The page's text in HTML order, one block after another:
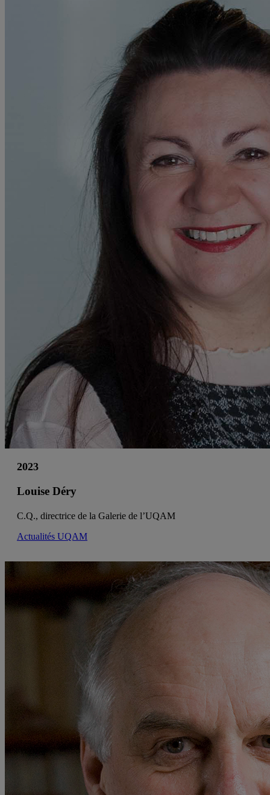
2023
Louise Déry
C.Q., directrice de la Galerie de l’UQAM
Actualités UQAM